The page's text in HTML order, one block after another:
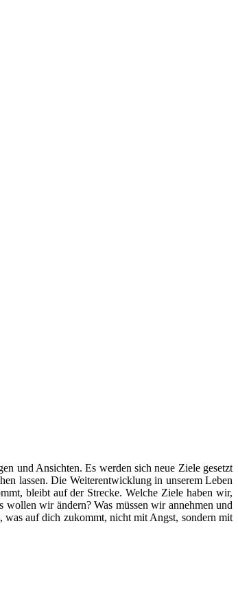
und Ansichten. Es werden sich neue Ziele gesetzt
lassen. Die Weiterentwicklung in unserem Leben
bleibt auf der Strecke. Welche Ziele haben wir,
wir ändern? Was müssen wir annehmen und
was auf dich zukommt, nicht mit Angst, sondern mit